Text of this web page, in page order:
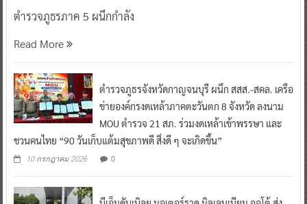
ตำรวจภูธรภาค 5 ผนึกกำลัง
Read More
ตำรวจภูธรจังหวัดกาญจนบุรี ผนึก สสส.-สคล. เครือ
ข่ายองค์กรงดเหล้าภาคตะวันตก 8 จังหวัด ลงนาม
MOU ตำรวจ 21 สภ. ร่วมงดเหล้าเข้าพรรษา และ
ชวนคนไทย “90 วันเก็บแต้มสุขภาพดี สิ่งดี ๆ จะเกิดขึ้น”
10 กรกฎาคม 2026 0